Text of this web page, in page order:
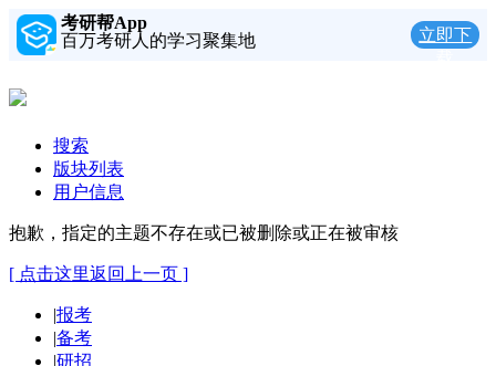
考研帮App
百万考研人的学习聚集地
立即下
搜索
版块列表
用户信息
抱歉，指定的主题不存在或已被删除或正在被审核
[ 点击这里返回上一页 ]
|报考
|备考
|研招